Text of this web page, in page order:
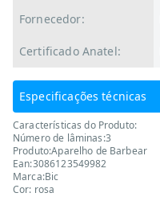
Fornecedor:
Certificado Anatel:
Especificações técnicas
Características do Produto:
Número de lâminas:3
Produto:Aparelho de Barbear
Ean:3086123549982
Marca:Bic
Cor: rosa